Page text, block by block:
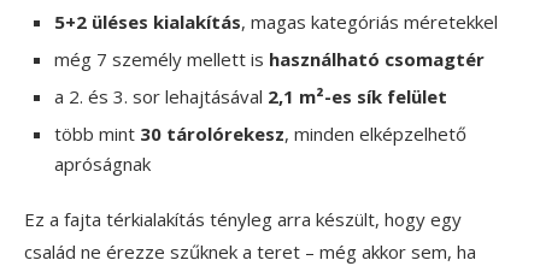
5+2 üléses kialakítás, magas kategóriás méretekkel
még 7 személy mellett is használható csomagtér
a 2. és 3. sor lehajtásával 2,1 m²-es sík felület
több mint 30 tárolórekesz, minden elképzelhető
apróságnak
Ez a fajta térkialakítás tényleg arra készült, hogy egy
család ne érezze szűknek a teret – még akkor sem, ha